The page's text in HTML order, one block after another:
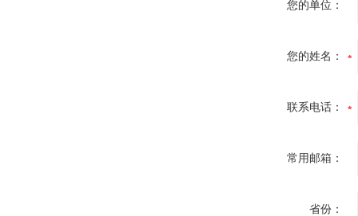
您的单位：
您的姓名：
联系电话：
常用邮箱：
省份：